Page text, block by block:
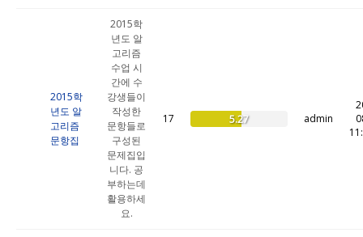
2015학
년도 알
고리즘
문항집
2015학
년도 알
고리즘
수업 시
간에 수
강생들이
작성한
문항들로
구성된
문제집입
니다. 공
부하는데
활용하세
요.
17 5.27 admin